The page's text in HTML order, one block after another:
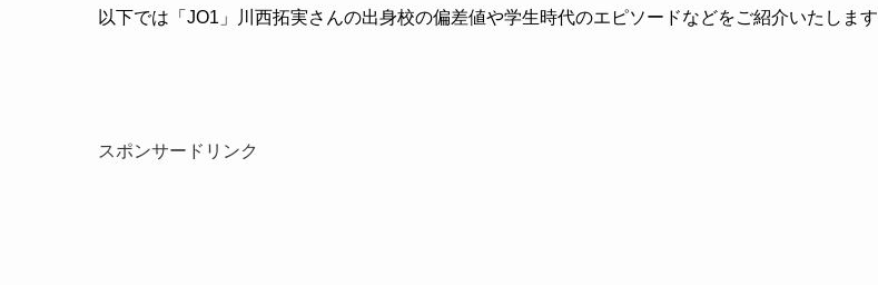
以下では「JO1」川西拓実さんの出身校の偏差値や学生時代のエピソードなどをご紹介いたします
スポンサードリンク